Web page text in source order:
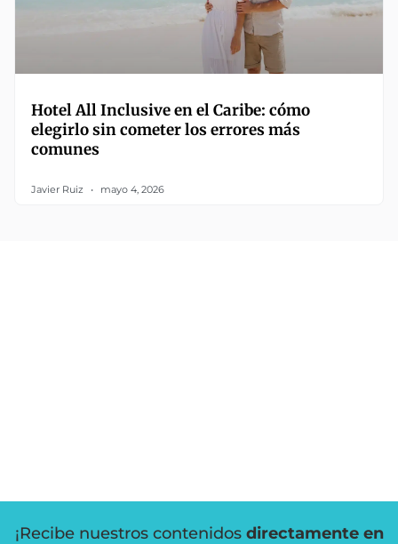
Hotel All Inclusive en el Caribe: cómo
elegirlo sin cometer los errores más
comunes
Javier Ruiz mayo 4, 2026
¡Recibe nuestros contenidos directamente en